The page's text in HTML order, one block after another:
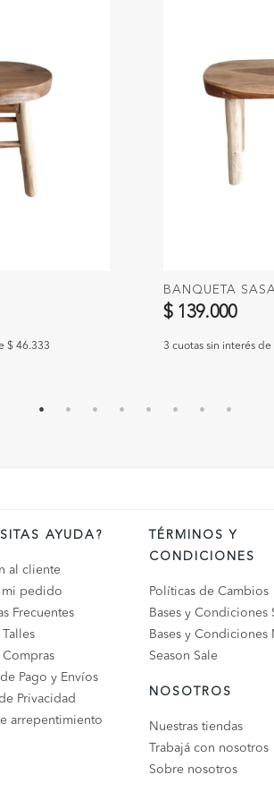
$ 46.333
BANQUETA
$ 139.000
3 cuotas sin interés de
AYUDA?
al cliente
mi pedido
Frecuentes
Pago y Envíos
Privacidad
arrepentimiento
TÉRMINOS Y
CONDICIONES
Políticas de Cambios
Bases y Condiciones
Bases y Condiciones
Season Sale
NOSOTROS
Nuestras tiendas
Trabajá con nosotros
Sobre nosotros